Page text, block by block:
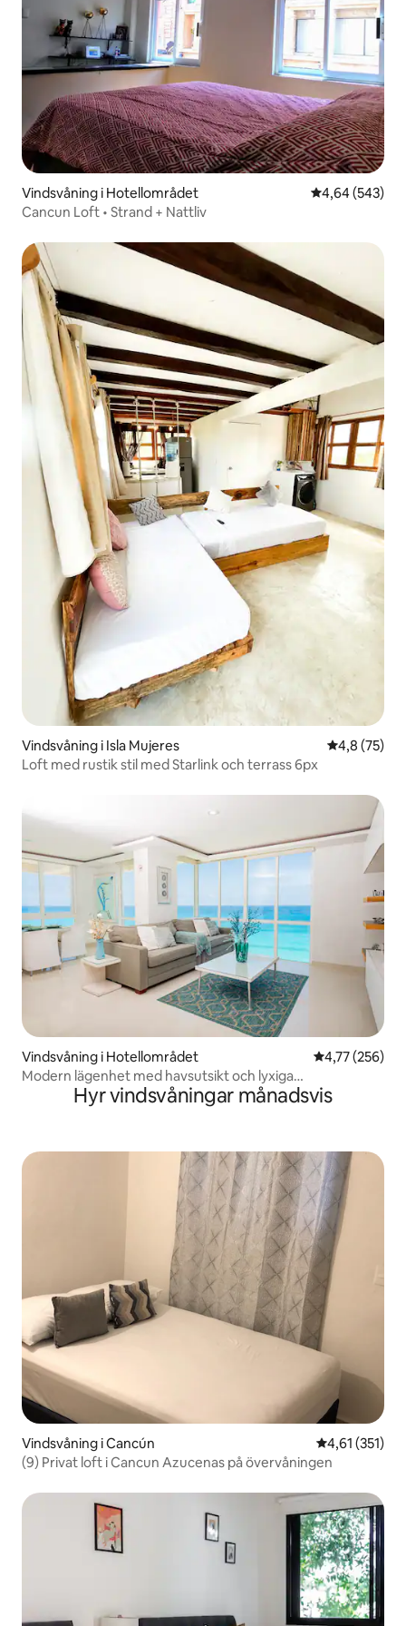
Vindsvåning i Hotellområdet 4,64 av 5 i
4,64 (543)
Cancun Loft • Strand + Nattliv
Vindsvåning i Isla Mujeres 4,8 av 5 i
4,8 (75)
Loft med rustik stil med Starlink och terrass 6px
Vindsvåning i Hotellområdet 4,77 av 5 i
4,77 (256)
Modern lägenhet med havsutsikt och lyxiga
bekvämligheterHyr vindsvåningar månadsvis
Vindsvåning i Cancún 4,61 av 5 i
4,61 (351)
(9) Privat loft i Cancun Azucenas på övervåningen